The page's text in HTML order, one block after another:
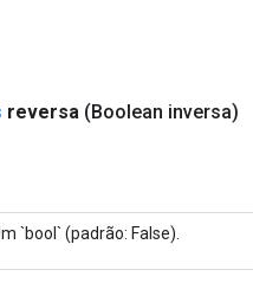
reversa (Boolean inversa)
`bool` (padrão: False).